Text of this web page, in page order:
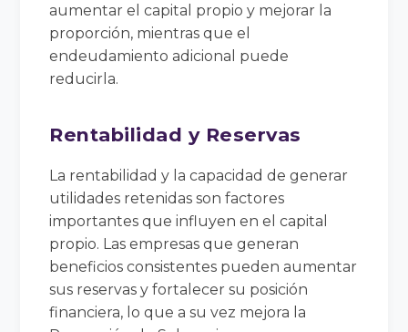
aumentar el capital propio y mejorar la
proporción, mientras que el
endeudamiento adicional puede
reducirla.
Rentabilidad y Reservas
La rentabilidad y la capacidad de generar
utilidades retenidas son factores
importantes que influyen en el capital
propio. Las empresas que generan
beneficios consistentes pueden aumentar
sus reservas y fortalecer su posición
financiera, lo que a su vez mejora la